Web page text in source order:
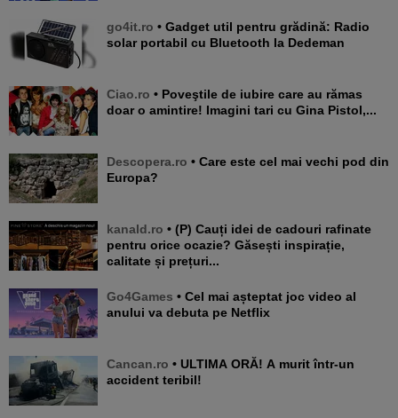
go4it.ro • Gadget util pentru grădină: Radio
solar portabil cu Bluetooth la Dedeman
Ciao.ro • Poveştile de iubire care au rămas
doar o amintire! Imagini tari cu Gina Pistol,...
Descopera.ro • Care este cel mai vechi pod din
Europa?
kanald.ro • (P) Cauți idei de cadouri rafinate
pentru orice ocazie? Găsești inspirație,
calitate și prețuri...
Go4Games • Cel mai așteptat joc video al
anului va debuta pe Netflix
Cancan.ro • ULTIMA ORĂ! A murit într-un
accident teribil!